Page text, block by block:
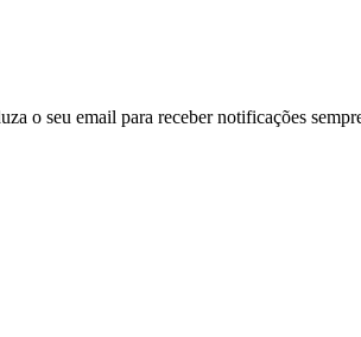
o seu email para receber notificações